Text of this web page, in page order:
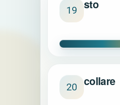
19 sto
20 collare